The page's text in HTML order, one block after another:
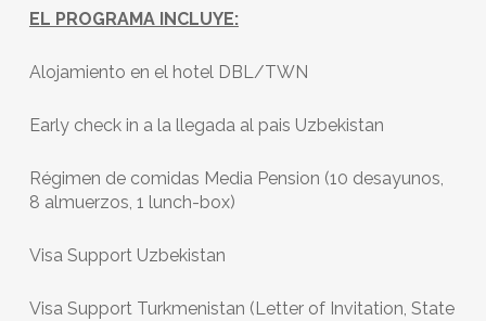
EL PROGRAMA INCLUYE:
Alojamiento en el hotelDBL/TWN
Early check in a la llegada al pais Uzbekistan
Régimen de comidas Media Pension (10 desayunos,
8 almuerzos, 1 lunch-box)
Visa Support Uzbekistan
Visa Support Turkmenistan (Letter of Invitation, State